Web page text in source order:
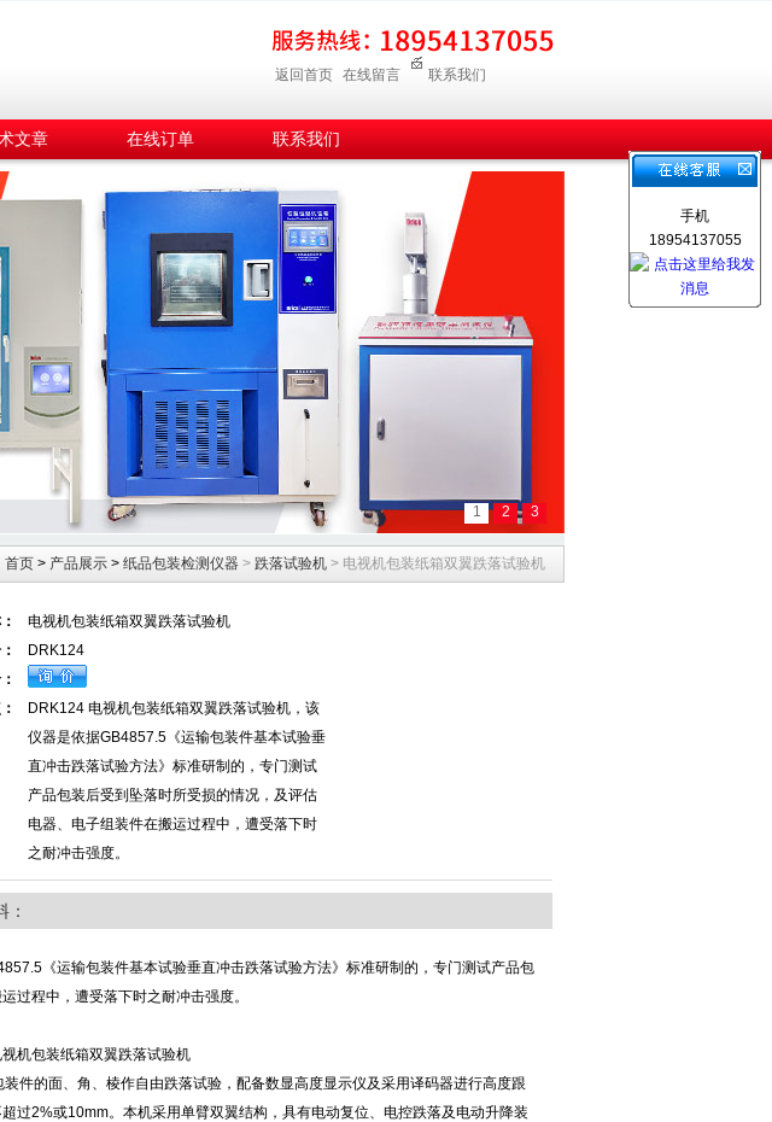
返回首页 在线留言 联系我们
文章 在线订单 联系我们
1 2 3
首页 > 产品展示 > 纸品包装检测仪器 > 跌落试验机 > 电视机包装纸箱双翼跌落试验机
电视机包装纸箱双翼跌落试验机
DRK124
DRK124 电视机包装纸箱双翼跌落试验机，该
仪器是依据GB4857.5《运输包装件基本试验垂
直冲击跌落试验方法》标准研制的，专门测试
产品包装后受到坠落时所受损的情况，及评估
电器、电子组装件在搬运过程中，遭受落下时
之耐冲击强度。
：
《运输包装件基本试验垂直冲击跌落试验方法》标准研制的，专门测试产品包
过程中，遭受落下时之耐冲击强度。
件的面、角、棱作自由跌落试验，配备数显高度显示仪及采用译码器进行高度跟
过2%或10mm。本机采用单臂双翼结构，具有电动复位、电控跌落及电动升降装
手机
18954137055